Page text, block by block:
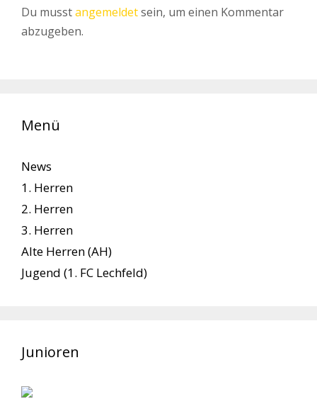
Du musstangemeldetsein, um einen Kommentar
abzugeben.
Menü
News
1. Herren
2. Herren
3. Herren
Alte Herren (AH)
Jugend (1. FC Lechfeld)
Junioren